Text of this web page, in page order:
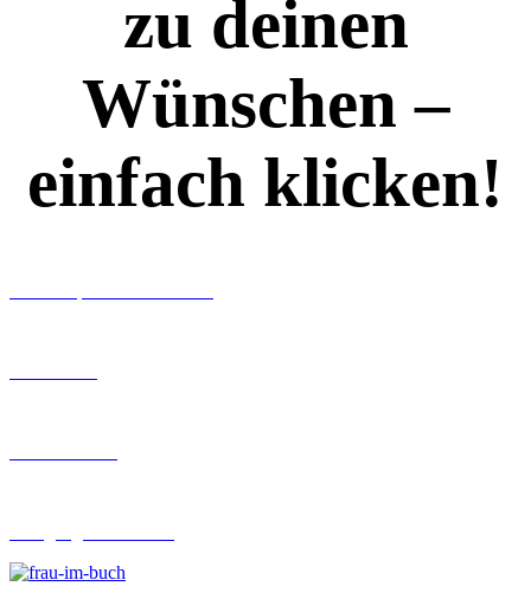
zu deinen
Wünschen –
einfach klicken!